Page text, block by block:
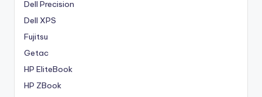
Dell Precision
Dell XPS
Fujitsu
Getac
HP EliteBook
HP ZBook